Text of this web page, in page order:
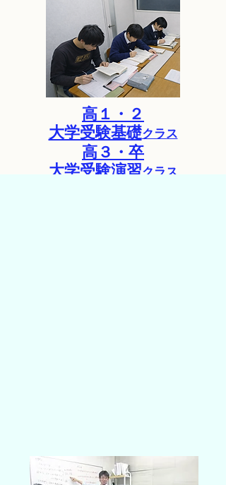
高１・２
大学受験基礎クラス
高３・卒
大学受験演習クラス